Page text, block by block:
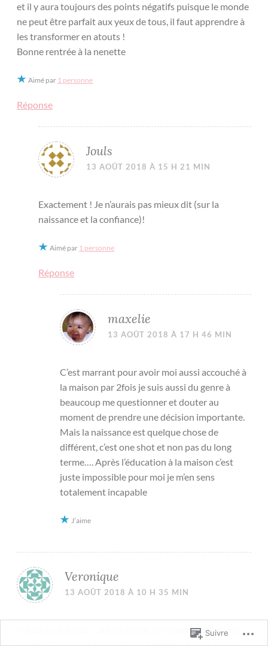
et il y aura toujours des points négatifs puisque le monde
ne peut être parfait aux yeux de tous, il faut apprendre à
les transformer en atouts !
Bonne rentrée à la nenette
Aimé par 1 personne
Réponse
Jouls
13 AOÛT 2018 À 15 H 21 MIN
Exactement ! Je n’aurais pas mieux dit (sur la
naissance et la confiance)!
Aimé par 1 personne
Réponse
maxelie
13 AOÛT 2018 À 17 H 46 MIN
C’est marrant pour avoir moi aussi accouché à
la maison par 2fois je suis aussi du genre à
beaucoup me questionner et douter au
moment de prendre une décision importante.
Mais la naissance est quelque chose de
différent, c’est one shot et non pas du long
terme…. Après l’éducation à la maison c’est
juste impossible pour moi je m’en sens
totalement incapable
J’aime
Veronique
13 AOÛT 2018 À 10 H 35 MIN
Hahaha, c’est moi ! La draisienne, l’arrivée du deuxième
Suivre